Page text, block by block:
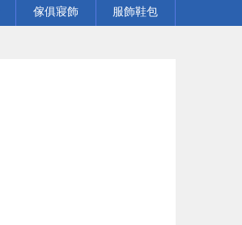
傢俱寢飾 服飾鞋包